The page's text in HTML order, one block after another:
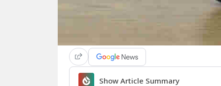
Show Article Summary